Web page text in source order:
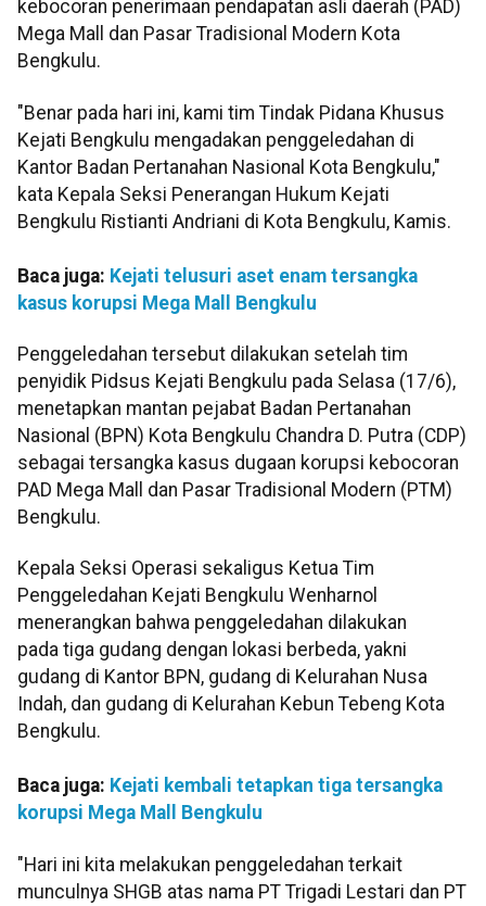
kebocoran penerimaan pendapatan asli daerah (PAD)
Mega Mall dan Pasar Tradisional Modern Kota
Bengkulu.
"Benar pada hari ini, kami tim Tindak Pidana Khusus
Kejati Bengkulu mengadakan penggeledahan di
Kantor Badan Pertanahan Nasional Kota Bengkulu,"
kata Kepala Seksi Penerangan Hukum Kejati
Bengkulu Ristianti Andriani di Kota Bengkulu, Kamis.
Baca juga: Kejati telusuri aset enam tersangka
kasus korupsi Mega Mall Bengkulu
Penggeledahan tersebut dilakukan setelah tim
penyidik Pidsus Kejati Bengkulu pada Selasa (17/6),
menetapkan mantan pejabat Badan Pertanahan
Nasional (BPN) Kota Bengkulu Chandra D. Putra (CDP)
sebagai tersangka kasus dugaan korupsi kebocoran
PAD Mega Mall dan Pasar Tradisional Modern (PTM)
Bengkulu.
Kepala Seksi Operasi sekaligus Ketua Tim
Penggeledahan Kejati Bengkulu Wenharnol
menerangkan bahwa penggeledahan dilakukan
pada tiga gudang dengan lokasi berbeda, yakni
gudang di Kantor BPN, gudang di Kelurahan Nusa
Indah, dan gudang di Kelurahan Kebun Tebeng Kota
Bengkulu.
Baca juga: Kejati kembali tetapkan tiga tersangka
korupsi Mega Mall Bengkulu
"Hari ini kita melakukan penggeledahan terkait
munculnya SHGB atas nama PT Trigadi Lestari dan PT